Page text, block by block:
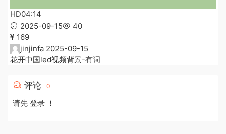
HD04:14
2025-09-15
40
169
jinjinfa 2025-09-15
花开中国led视频背景-有词
评论 0
请先 登录 ！